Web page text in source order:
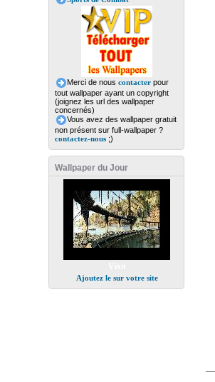
Merci de nous contacterpour
tout wallpaper ayant un copyright
(joignez les url des wallpaper
concernés)
Vous avez des wallpaper gratuit
non présent sur full-wallpaper ?
contactez-nous;)
Wallpaper du Jour
Ajoutez le sur votre site